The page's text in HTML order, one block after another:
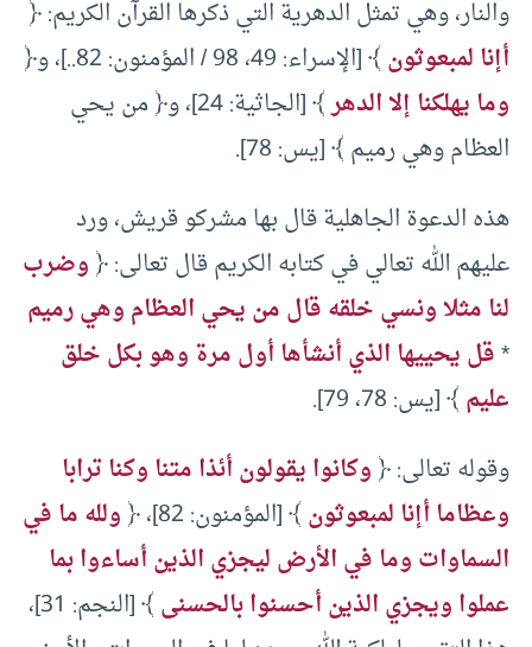
والنار، وهي تمثل الدهرية التي ذكرها القرآن الكريم: ﴿
أإنا لمبعوثون﴾ [الإسراء: 49، 98 / المؤمنون: 82..]، و﴿
وما يهلكنا إلا الدهر
﴾ [الجاثية: 24]، و﴿ من يحي
العظام وهي رميم ﴾ [يس: 78].
هذه الدعوة الجاهلية قال بها مشركو قريش، ورد
عليهم الله تعالي في كتابه الكريم قال تعالى: ﴿وضرب
لنا مثلا ونسي خلقه قال من يحي العظام وهي رميم
*قل يحييها الذي أنشأها أول مرة وهو بكل خلق
عليم﴾ [يس: 78، 79].
وقوله تعالى: ﴿وكانوا يقولون أئذا متنا وكنا ترابا
وعظاما أإنا لمبعوثون﴾ [المؤمنون: 82]، ﴿
ولله ما في
السماوات وما في الأرض ليجزي الذين أساءوا بما
عملوا ويجزي الذين أحسنوا بالحسنى
﴾ [النجم: 31]،